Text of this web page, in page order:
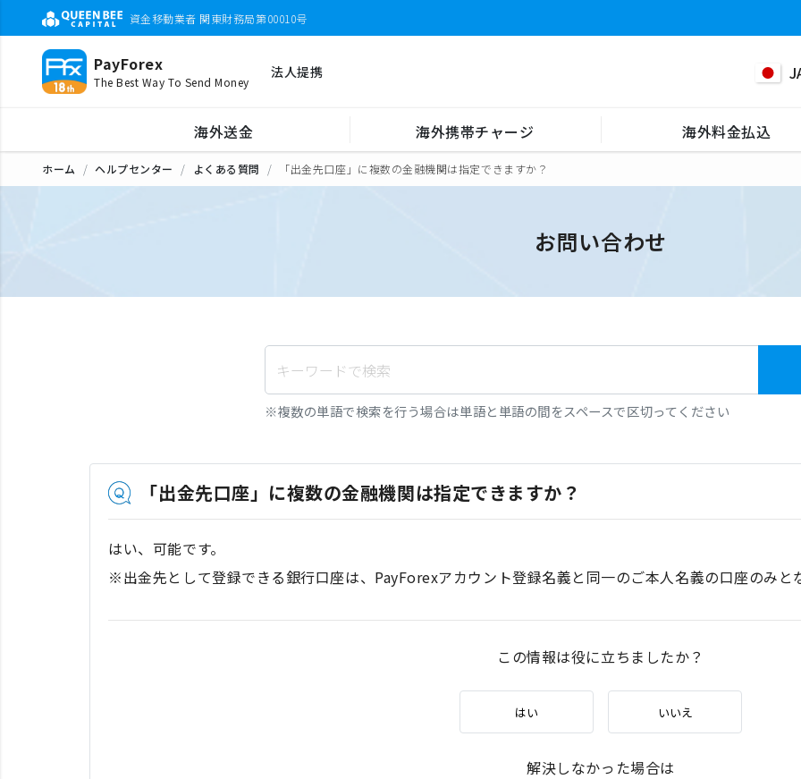
資金移動業者 関東財務局第00010号
PayForex
The Best Way To Send Money
法人提携
海外送金 海外携帯チャージ 海外料金払込
ホーム ヘルプセンター よくある質問 「出金先口座」に複数の金融機関は指定できますか？
お問い合わせ
※複数の単語で検索を行う場合は単語と単語の間をスペースで区切ってください
「出金先口座」に複数の金融機関は指定できますか？
はい、可能です。
※出金先として登録できる銀行口座は、PayForexアカウント登録名義と同一のご本人名義の口座のみと
この情報は役に立ちましたか？
はい いいえ
解決しなかった場合は